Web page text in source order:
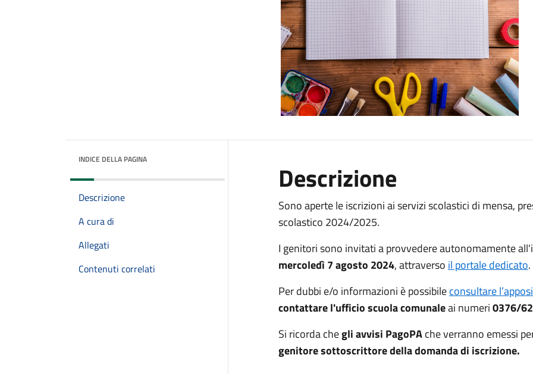
INDICE DELLA PAGINA
Descrizione
A cura di
Allegati
Contenuti correlati
Descrizione
Sono aperte le iscrizioni ai servizi scolastici di mensa,
scolastico 2024/2025.
I genitori sono invitati a provvedere autonomamente
mercoledì 7 agosto 2024, attraverso il portale dedicato.
Per dubbi e/o informazioni è possibileconsultare
contattare l'ufficio scuola comunaleai numeri0376/
Si ricorda chegli avvisi PagoPAche verranno emessi
genitore sottoscrittore della domanda di iscrizione.